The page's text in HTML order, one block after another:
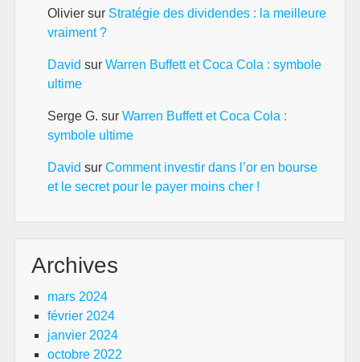
Oliviersur Stratégie des dividendes : la meilleure
vraiment ?
David sur Warren Buffett et Coca Cola : symbole
ultime
Serge G. sur Warren Buffett et Coca Cola :
symbole ultime
David sur Comment investir dans l’or en bourse
et le secret pour le payer moins cher !
Archives
mars 2024
février 2024
janvier 2024
octobre 2022